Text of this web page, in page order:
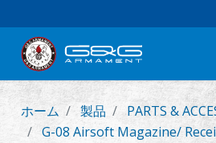
新製品
ホーム 製品
PARTS &
G-08 Airsoft Magazine/